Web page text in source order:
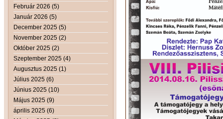
Február 2026 (5)
Január 2026 (5)
December 2025 (5)
November 2025 (2)
Október 2025 (2)
Szeptember 2025 (4)
Augusztus 2025 (1)
Július 2025 (6)
Június 2025 (10)
Május 2025 (9)
április 2025 (6)